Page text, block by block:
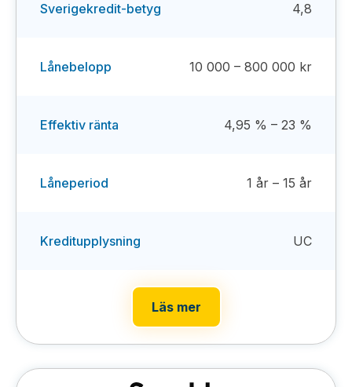
Sverigekredit-betyg 4,8
Lånebelopp 10 000 – 800 000 kr
Effektiv ränta 4,95 % – 23 %
Låneperiod 1 år – 15 år
Kreditupplysning UC
Läs mer